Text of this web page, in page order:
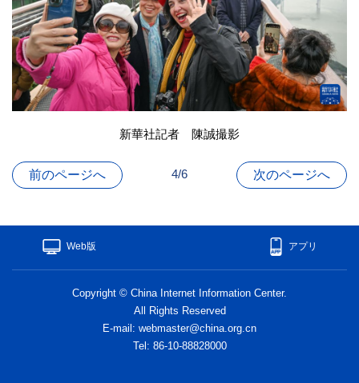
新華社記者 陳誠撮影
前のページへ 4/6 次のページへ
Web版 アプリ
Copyright © China Internet Information Center.
All Rights Reserved
E-mail: webmaster@china.org.cn
Tel: 86-10-88828000